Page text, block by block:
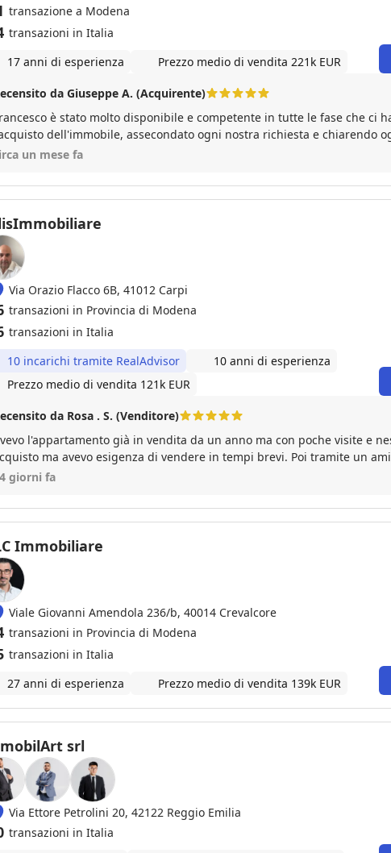
transazione a Modena
transazioni in Italia
17 anni di esperienza
Prezzo medio di vendita 221k EUR
da Giuseppe A. (Acquirente)
è stato molto disponibile e competente in tutte le fase che ci
dell'immobile, assecondato ogni nostra richiesta e chiarendo
le fasi della compravendita in maniera molto professionale,
un mese fa
Via Orazio Flacco 6B, 41012 Carpi
transazioni in Provincia di Modena
transazioni in Italia
10 incarichi tramite RealAdvisor
10 anni di esperienza
Prezzo medio di vendita 121k EUR
da Rosa . S. (Venditore)
l'appartamento già in vendita da un anno ma con poche visite e nessuna proposta di
ma avevo esigenza di vendere in tempi brevi. Poi tramite un
ho conosciuto Cristiano di Polis Immobiliare che mi ha fatto una
giusto. Tra l'altro ha seguito tutte le fasi della vendita e del
sempre in modo professionale. Mi sono travata davvero molto
molto volentieri a chi ha necessità di vendere casa. Grazie di
giorni fa
Immobiliare
Viale Giovanni Amendola 236/b, 40014 Crevalcore
transazioni in Provincia di Modena
transazioni in Italia
27 anni di esperienza
Prezzo medio di vendita 139k EUR
srl
Via Ettore Petrolini 20, 42122 Reggio Emilia
transazioni in Italia